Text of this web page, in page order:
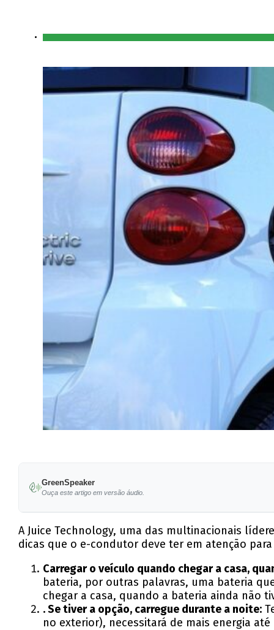
GreenSpeaker
Ouça este artigo em versão áudio.
A Juice Technology, uma das multinacionais
dicas que o e-condutor deve ter em atenção
Carregar o veículo quando chegar a casa,
bateria, por outras palavras, uma bateria
chegar a casa, quando a bateria ainda não
. Se tiver a opção, carregue durante a noite:
no exterior), necessitará de mais energia